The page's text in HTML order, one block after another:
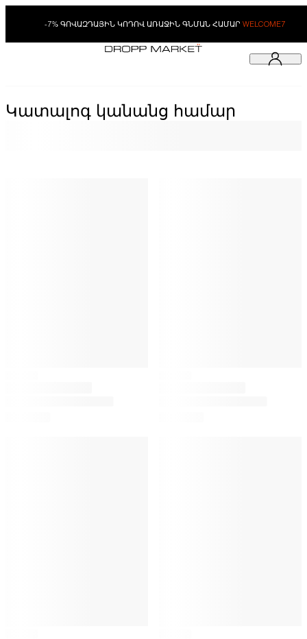
-7% ԳՈՎԱԶԴԱՅԻՆ ԿՈԴՈՎ ԱՌԱՋԻՆ ԳՆՄԱՆ ՀԱՄԱՐ WELCOME7
Կատալոգ կանանց համար